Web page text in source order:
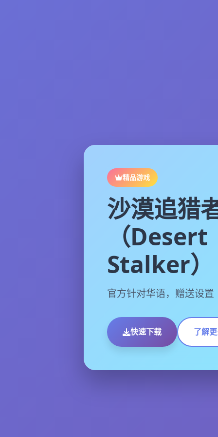
精品游戏
沙漠追猎
（Desert
Stalker）
官方针对华语，赠送设置
快速下载 了解